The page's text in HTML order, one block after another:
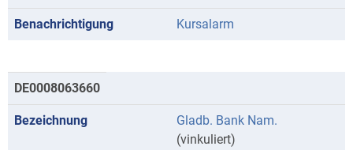
Kursalarm
DE0008063660
Gladb. Bank Nam.
(vinkuliert)